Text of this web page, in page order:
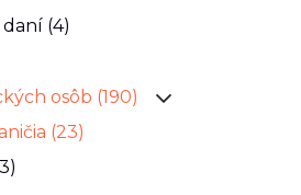
(4)
osôb (190)
(23)